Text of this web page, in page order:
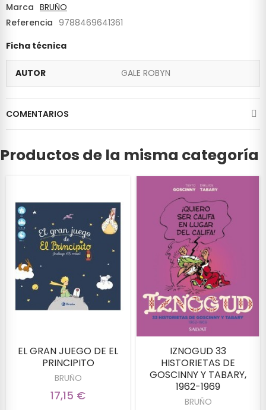
Marca BRUÑO
Referencia 9788469641361
Ficha técnica
AUTOR GALE ROBYN
COMENTARIOS
Productos de la misma categoría
EL GRAN JUEGO DE EL
PRINCIPITO
BRUÑO
17,15 €
IZNOGUD 33
HISTORIETAS DE
GOSCINNY Y TABARY,
1962-1969
BRUÑO